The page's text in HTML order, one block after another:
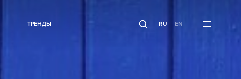
ТРЕНДЫ RU EN